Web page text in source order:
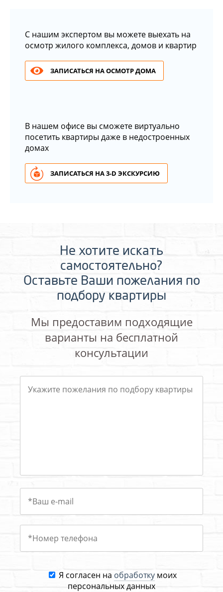
С нашим экспертом вы можете выехать на
осмотр жилого комплекса, домов и квартир
ЗАПИСАТЬСЯ НА ОСМОТР ДОМА
В нашем офисе вы сможете виртуально
посетить квартиры даже в недостроенных
домах
ЗАПИСАТЬСЯ НА 3-D ЭКСКУРСИЮ
Не хотите искать
самостоятельно?
Оставьте Ваши пожелания по
подбору квартиры
Мы предоставим подходящие
варианты на бесплатной
консультации
Я согласен на обработкумоих
персональных данных